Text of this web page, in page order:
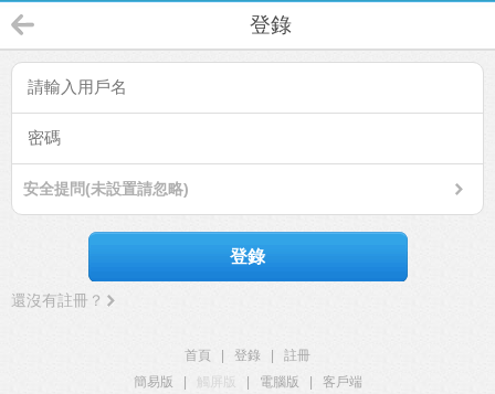
登錄
安全提問(未設置請忽略)
登錄
還沒有註冊？
首頁 登錄
註冊
簡易版
觸屏版 電腦版
客戶端